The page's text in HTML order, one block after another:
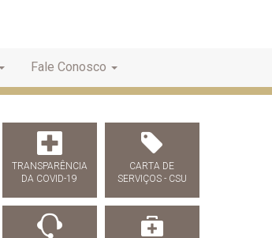
Fale Conosco
TRANSPARÊNCIA
DA COVID-19
CARTA DE
SERVIÇOS - CSU